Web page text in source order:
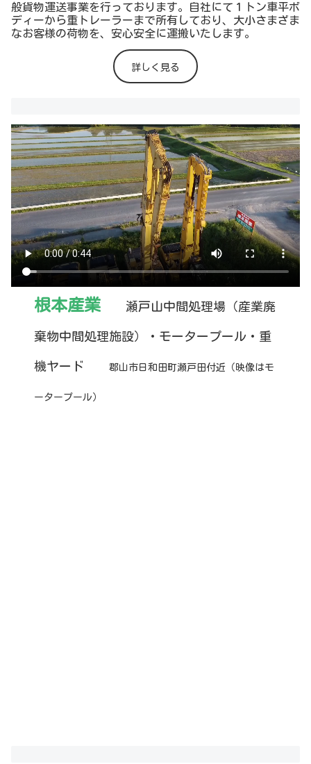
般貨物運送事業を行っております。自社にて１トン車平ボ
ディーから重トレーラーまで所有しており、大小さまざま
なお客様の荷物を、安心安全に運搬いたします。
詳しく見る
根本産業 瀬戸山中間処理場 （産業廃
棄物中間処理施設）・モータープール ・重
機ヤード 郡山市日和田町瀬戸田付近 （映像はモ
ータープール）